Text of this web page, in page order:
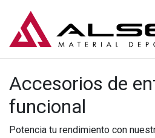
Accesorios de
funcional
Potencia tu rendimiento con